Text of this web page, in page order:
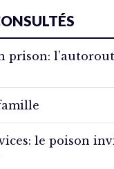
prison:
le poison